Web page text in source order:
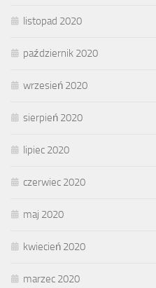
listopad 2020
październik 2020
wrzesień 2020
sierpień 2020
lipiec 2020
czerwiec 2020
maj 2020
kwiecień 2020
marzec 2020